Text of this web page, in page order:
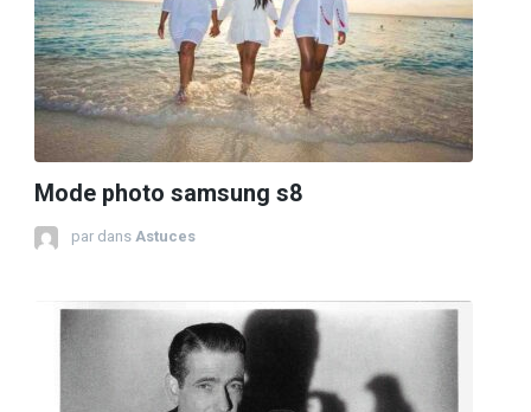
Mode photo samsung s8
par dans Astuces